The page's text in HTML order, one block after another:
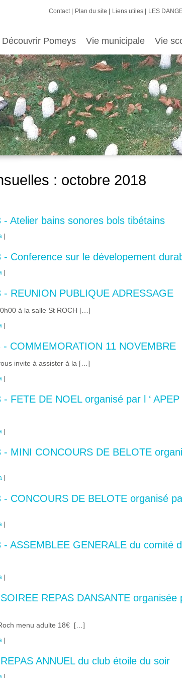
Contact Plan du site Liens utiles LES
Découvrir Pomeys Vie municipale Vie
: octobre 2018
- Atelier bains sonores bols tibétains
- Conference sur le dévelopement
REUNION PUBLIQUE ADRESSAGE
à la salle St ROCH […]
COMMEMORATION 11 NOVEMBRE
invite à assister à la […]
FETE DE NOEL organisé par l ‘ APEP
- MINI CONCOURS DE BELOTE
CONCOURS DE BELOTE organisé
ASSEMBLEE GENERALE du comité
REPAS DANSANTE organisée
menu adulte 18€ […]
ANNUEL du club étoile du soir